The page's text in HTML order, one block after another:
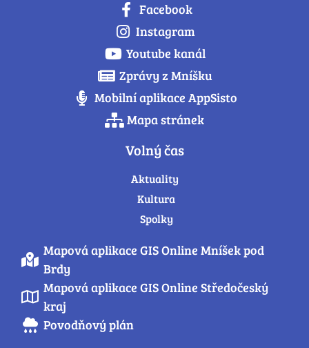
Facebook
Instagram
Youtube kanál
Zprávy z Mníšku
Mobilní aplikace AppSisto
Mapa stránek
Volný čas
Aktuality
Kultura
Spolky
Mapová aplikace GIS Online Mníšek pod
Brdy
Mapová aplikace GIS Online Středočeský
kraj
Povodňový plán